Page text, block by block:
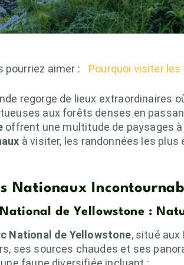
pourriez aimer : Pourquoi visiter
regorge de lieux extraordinaires
aux forêts denses en
offrent une multitude de paysages
à visiter, les randonnées les
Nationaux
de Yellowstone :
National de Yellowstone, situé
ses sources chaudes et ses